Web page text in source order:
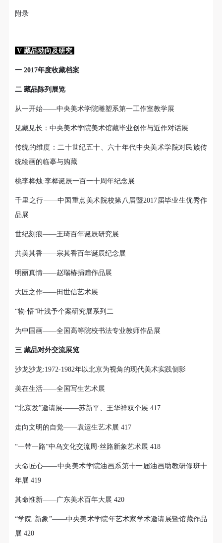
附录
V 藏品动向及研究
一 2017年度收藏档案
二 藏品陈列展览
从一开始——中央美术学院雕塑系第一工作室教学展
见藏见长：中央美术学院美术馆藏毕业创作与近作对话展
传统的维度：二十世纪五十、六十年代中央美术学院对民族传
统绘画的临摹与购藏
桃李桦烛:李桦诞辰一百一十周年纪念展
千里之行——中国重点美术院校第八届暨2017届毕业生优秀作
品展
世纪刻痕——王琦百年诞辰研究展
共美其香——宗其香百年诞辰纪念展
明丽真情——赵瑞椿捐赠作品展
大匠之作——田世信艺术展
“物·悟”叶浅予个案研究展系列二
为中国画——全国高等院校书法专业教师作品展
三 藏品对外交流展览
沙龙沙龙:1972-1982年以北京为视角的现代美术实践侧影
美在生活——全国写生艺术展
“北京发”邀请展-——苏新平、王华祥双个展 417
走向文明的自觉——袁运生艺术展 417
“一带一路”中乌文化交流周·丝路新象艺术展 418
天命匠心——中央美术学院油画系第十一届油画助教研修班十
年展 419
其命惟新——广东美术百年大展 420
“学院·新象”——中央美术学院年艺术家学术邀请展暨馆藏作品
展 420